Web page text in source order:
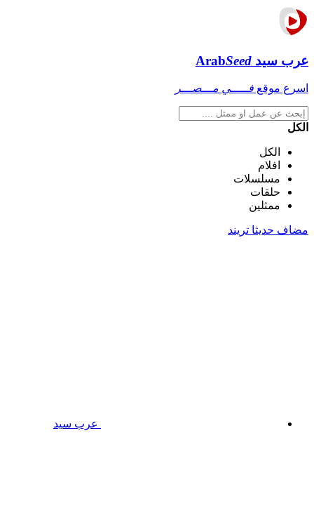
عرب سيد ArabSeed
اسرع موقع فـــــي مـــصـــر
الكل
الكل
افلام
مسلسلات
حلقات
ممثلين
مضاف حديثا تريند
عرب سيد